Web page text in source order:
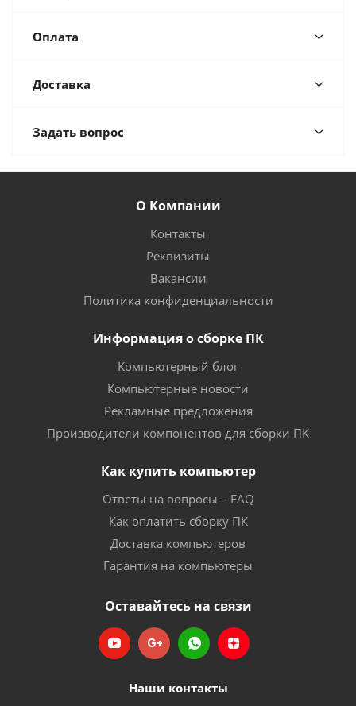
Оплата
Доставка
Задать вопрос
О Компании
Контакты
Реквизиты
Вакансии
Политика конфиденциальности
Информация о сборке ПК
Компьютерный блог
Компьютерные новости
Рекламные предложения
Производители компонентов для сборки ПК
Как купить компьютер
Ответы на вопросы – FAQ
Как оплатить сборку ПК
Доставка компьютеров
Гарантия на компьютеры
Оставайтесь на связи
Наши контакты